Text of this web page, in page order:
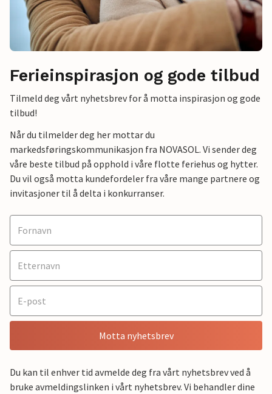
Ferieinspirasjon og gode tilbud
Tilmeld deg vårt nyhetsbrev for å motta inspirasjon og gode
tilbud!
Når du tilmelder deg her mottar du
markedsføringskommunikasjon fra NOVASOL. Vi sender deg
våre beste tilbud på opphold i våre flotte feriehus og hytter.
Du vil også motta kundefordeler fra våre mange partnere og
invitasjoner til å delta i konkurranser.
Motta nyhetsbrev
Du kan til enhver tid avmelde deg fra vårt nyhetsbrev ved å
bruke avmeldingslinken i vårt nyhetsbrev. Vi behandler dine